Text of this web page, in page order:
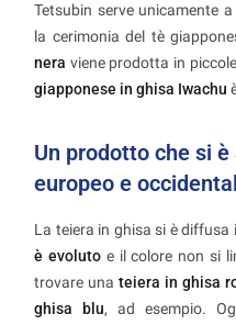
Tetsubin serve unicamente
la cerimonia del tè
nera viene prodotta in
giapponese in ghisa Iwachu
Un prodotto che si
europeo e
La teiera in ghisa si è
è evolutoe il colore non si
trovare una teiera in ghisa
ghisa blu, ad esempio.